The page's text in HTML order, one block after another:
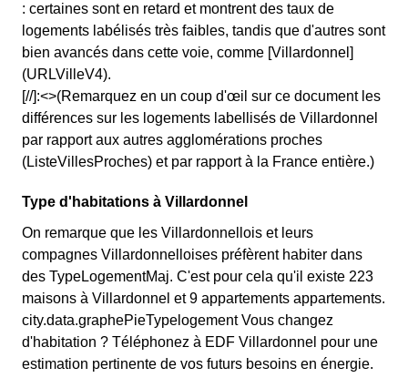
: certaines sont en retard et montrent des taux de
logements labélisés très faibles, tandis que d'autres sont
bien avancés dans cette voie, comme [Villardonnel]
(URLVilleV4).
[//]:<>(Remarquez en un coup d'œil sur ce document les
différences sur les logements labellisés de Villardonnel
par rapport aux autres agglomérations proches
(ListeVillesProches) et par rapport à la France entière.)
Type d'habitations à Villardonnel
On remarque que les Villardonnellois et leurs
compagnes Villardonnelloises préfèrent habiter dans
des TypeLogementMaj. C'est pour cela qu'il existe 223
maisons à Villardonnel et 9 appartements appartements.
city.data.graphePieTypelogement Vous changez
d'habitation ? Téléphonez à EDF Villardonnel pour une
estimation pertinente de vos futurs besoins en énergie.